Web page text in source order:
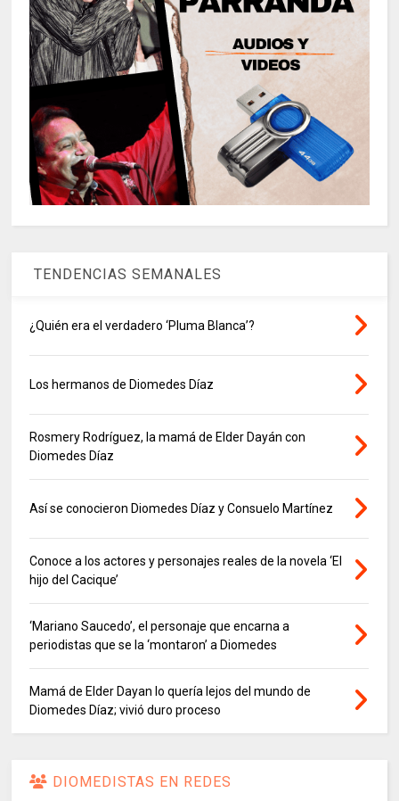
TENDENCIAS SEMANALES
¿Quién era el verdadero ‘Pluma Blanca’?
Los hermanos de Diomedes Díaz
Rosmery Rodríguez, la mamá de Elder Dayán con
Diomedes Díaz
Así se conocieron Diomedes Díaz y Consuelo Martínez
Conoce a los actores y personajes reales de la novela ‘El
hijo del Cacique’
‘Mariano Saucedo’, el personaje que encarna a
periodistas que se la ‘montaron’ a Diomedes
Mamá de Elder Dayan lo quería lejos del mundo de
Diomedes Díaz; vivió duro proceso
DIOMEDISTAS EN REDES